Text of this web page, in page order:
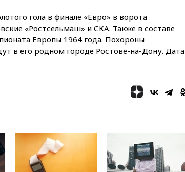
вчера, 23:00Пост Дмитриева в
X о миграционном кризисе в
Сеуте набрал миллион
просмотров
производства телевизоров в
Оренбургской области
вчера, 22:22
Минфин: в июле
выросли нефтегазовые
доходы российского бюджета
гола в финале «Евро» в ворота
«Ростсельмаш» и СКА. Также в составе
Европы 1964 года. Похороны
в его родном городе Ростове-на-Дону. Дата